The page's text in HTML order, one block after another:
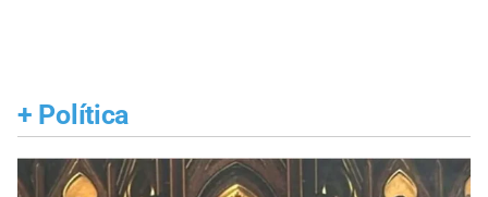
+ Política